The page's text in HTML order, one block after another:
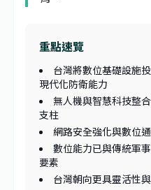
重點速覽
台灣將數位基礎設施
現代化防衛能力
無人機與智慧科技整
支柱
網路安全強化與數位
數位能力已與傳統軍
要素
台灣朝向更具靈活性